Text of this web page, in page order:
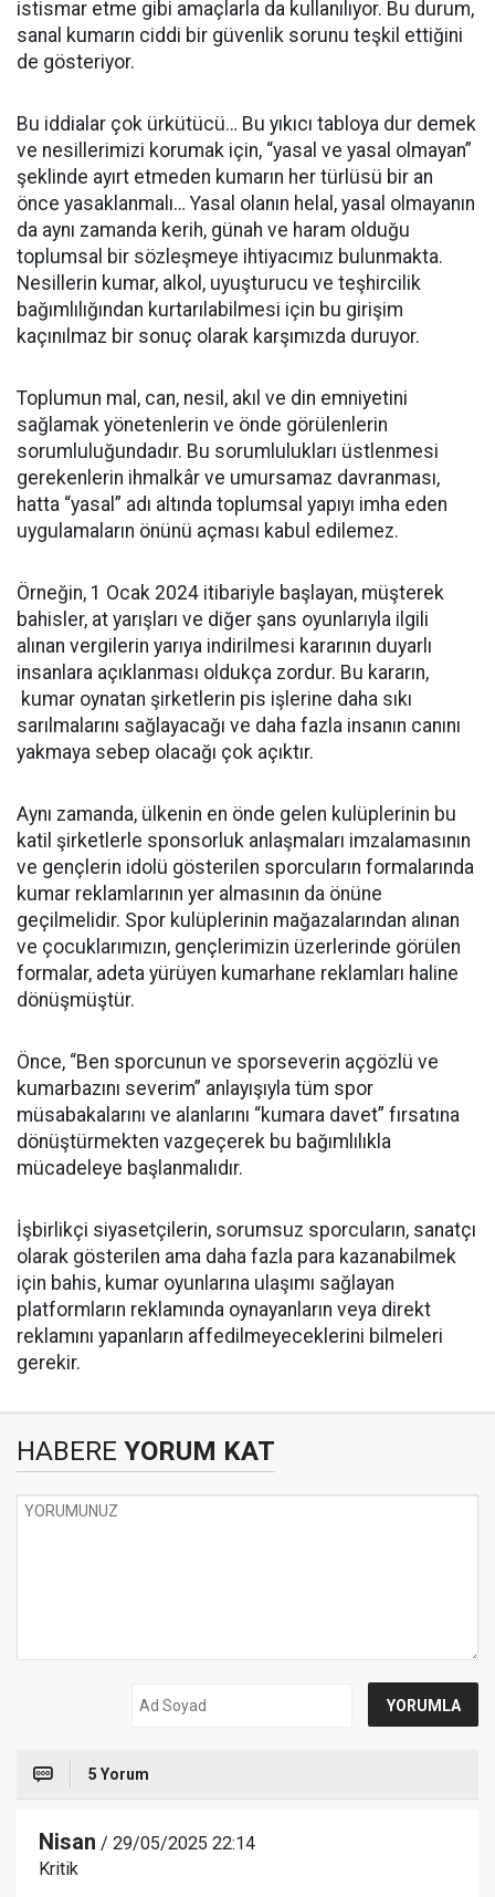
istismar etme gibi amaçlarla da kullanılıyor. Bu durum,
sanal kumarın ciddi bir güvenlik sorunu teşkil ettiğini
de gösteriyor.
Bu iddialar çok ürkütücü… Bu yıkıcı tabloya dur demek
ve nesillerimizi korumak için, “yasal ve yasal olmayan”
şeklinde ayırt etmeden kumarın her türlüsü bir an
önce yasaklanmalı… Yasal olanın helal, yasal olmayanın
da aynı zamanda kerih, günah ve haram olduğu
toplumsal bir sözleşmeye ihtiyacımız bulunmakta.
Nesillerin kumar, alkol, uyuşturucu ve teşhircilik
bağımlılığından kurtarılabilmesi için bu girişim
kaçınılmaz bir sonuç olarak karşımızda duruyor.
Toplumun mal, can, nesil, akıl ve din emniyetini
sağlamak yönetenlerin ve önde görülenlerin
sorumluluğundadır. Bu sorumlulukları üstlenmesi
gerekenlerin ihmalkâr ve umursamaz davranması,
hatta “yasal” adı altında toplumsal yapıyı imha eden
uygulamaların önünü açması kabul edilemez.
Örneğin, 1 Ocak 2024 itibariyle başlayan, müşterek
bahisler, at yarışları ve diğer şans oyunlarıyla ilgili
alınan vergilerin yarıya indirilmesi kararının duyarlı
insanlara açıklanması oldukça zordur. Bu kararın,
kumar oynatan şirketlerin pis işlerine daha sıkı
sarılmalarını sağlayacağı ve daha fazla insanın canını
yakmaya sebep olacağı çok açıktır.
Aynı zamanda, ülkenin en önde gelen kulüplerinin bu
katil şirketlerle sponsorluk anlaşmaları imzalamasının
ve gençlerin idolü gösterilen sporcuların formalarında
kumar reklamlarının yer almasının da önüne
geçilmelidir. Spor kulüplerinin mağazalarından alınan
ve çocuklarımızın, gençlerimizin üzerlerinde görülen
formalar, adeta yürüyen kumarhane reklamları haline
dönüşmüştür.
Önce, “Ben sporcunun ve sporseverin açgözlü ve
kumarbazını severim” anlayışıyla tüm spor
müsabakalarını ve alanlarını “kumara davet” fırsatına
dönüştürmekten vazgeçerek bu bağımlılıkla
mücadeleye başlanmalıdır.
İşbirlikçi siyasetçilerin, sorumsuz sporcuların, sanatçı
olarak gösterilen ama daha fazla para kazanabilmek
için bahis, kumar oyunlarına ulaşımı sağlayan
platformların reklamında oynayanların veya direkt
reklamını yapanların affedilmeyeceklerini bilmeleri
gerekir.
HABERE YORUM KAT
5 Yorum
Nisan / 29/05/2025 22:14
Kritik